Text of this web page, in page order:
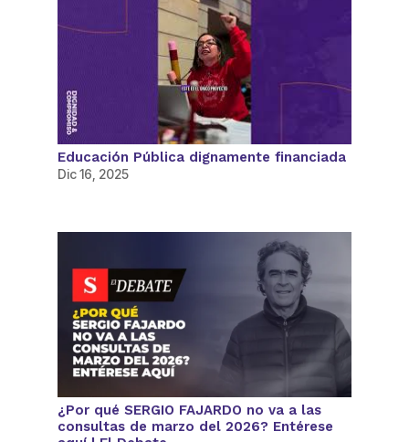
Educación Pública dignamente financiada
Dic 16, 2025
¿Por qué SERGIO FAJARDO no va a las
consultas de marzo del 2026? Entérese